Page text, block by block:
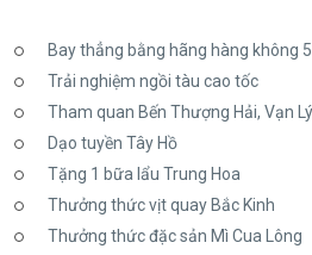
Bay thẳng bằng hãng hàng không
Trải nghiệm ngồi tàu cao tốc
Tham quan Bến Thượng Hải, Vạn
Dạo tuyền Tây Hồ
Tặng 1 bữa lẩu Trung Hoa
Thưởng thức vịt quay Bắc Kinh
Thưởng thức đặc sản Mì Cua Lông